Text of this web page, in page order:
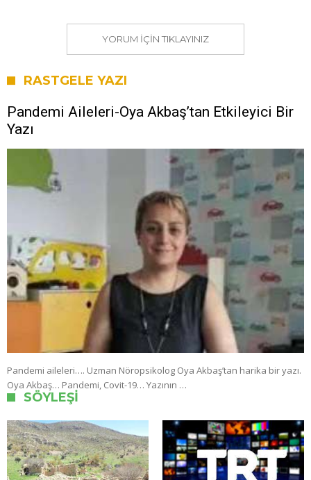
YORUM IÇIN TIKLAYINIZ
RASTGELE YAZI
Pandemi Aileleri-Oya Akbaş’tan Etkileyici Bir
Yazı
Pandemi aileleri…. Uzman Nöropsikolog Oya Akbaş’tan harika bir yazı.
Oya Akbaş… Pandemi, Covit-19… Yazının …
SÖYLEŞI